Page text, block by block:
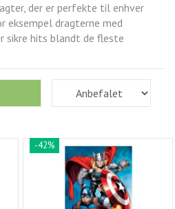
der er perfekte til enhver
eksempel dragterne med
sikre hits blandt de fleste
-42%